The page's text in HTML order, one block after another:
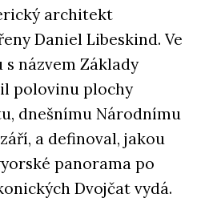
architekt
Daniel Libeskind. Ve
názvem Základy
polovinu plochy
dnešnímu Národnímu
a definoval, jakou
panorama po
Dvojčat vydá.